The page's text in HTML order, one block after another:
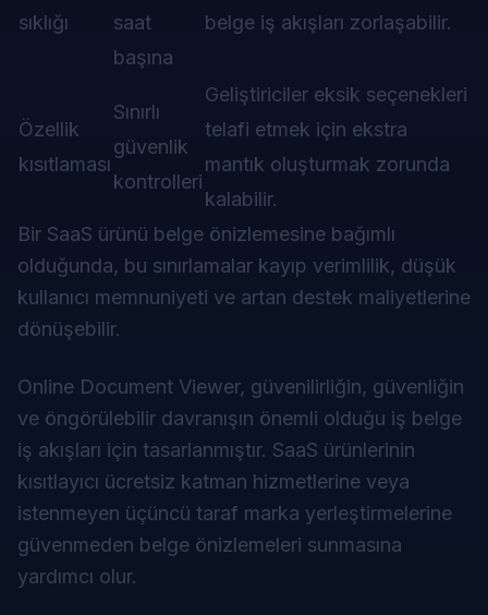
sıklığı
saat
başına
belge iş akışları zorlaşabilir.
Özellik
kısıtlaması
Sınırlı
güvenlik
kontrolleri
Geliştiriciler eksik seçenekleri
telafi etmek için ekstra
mantık oluşturmak zorunda
kalabilir.
Bir SaaS ürünü belge önizlemesine bağımlı
olduğunda, bu sınırlamalar kayıp verimlilik, düşük
kullanıcı memnuniyeti ve artan destek maliyetlerine
dönüşebilir.
Online Document Viewer, güvenilirliğin, güvenliğin
ve öngörülebilir davranışın önemli olduğu iş belge
iş akışları için tasarlanmıştır. SaaS ürünlerinin
kısıtlayıcı ücretsiz katman hizmetlerine veya
istenmeyen üçüncü taraf marka yerleştirmelerine
güvenmeden belge önizlemeleri sunmasına
yardımcı olur.